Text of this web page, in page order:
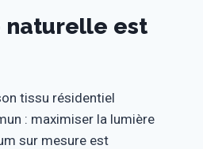
naturelle est
tissu résidentiel
: maximiser la lumière
sur mesure est